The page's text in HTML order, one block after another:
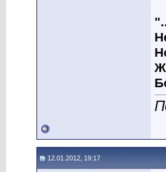
12.01.2012, 19:17